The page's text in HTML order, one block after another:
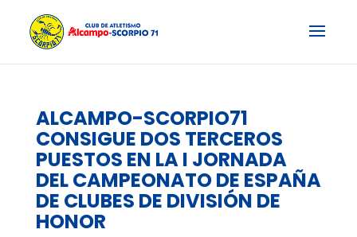
ALCAMPO-SCORPIO71
CONSIGUE DOS TERCEROS
PUESTOS EN LA I JORNADA
DEL CAMPEONATO DE ESPAÑA
DE CLUBES DE DIVISIÓN DE
HONOR